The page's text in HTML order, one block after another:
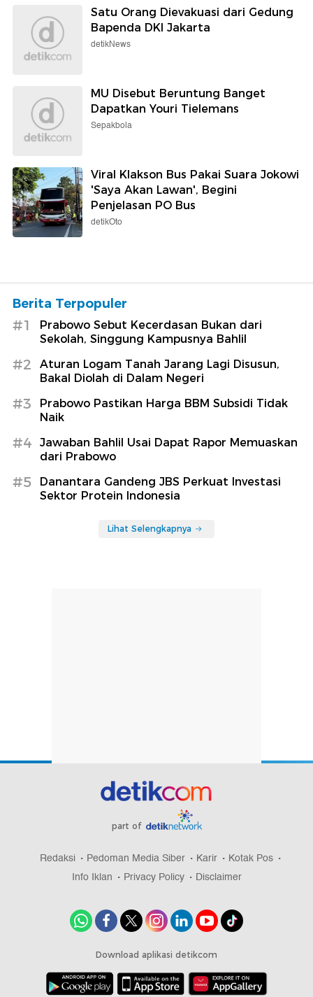
Satu Orang Dievakuasi dari Gedung
Bapenda DKI Jakarta
detikNews
MU Disebut Beruntung Banget
Dapatkan Youri Tielemans
Sepakbola
Viral Klakson Bus Pakai Suara Jokowi
'Saya Akan Lawan', Begini
Penjelasan PO Bus
detikOto
Berita Terpopuler
#1
Prabowo Sebut Kecerdasan Bukan dari
Sekolah, Singgung Kampusnya Bahlil
#2
Aturan Logam Tanah Jarang Lagi Disusun,
Bakal Diolah di Dalam Negeri
#3
Prabowo Pastikan Harga BBM Subsidi Tidak
Naik
#4
Jawaban Bahlil Usai Dapat Rapor Memuaskan
dari Prabowo
#5
Danantara Gandeng JBS Perkuat Investasi
Sektor Protein Indonesia
Lihat Selengkapnya
part of
Redaksi Pedoman Media Siber Karir
Kotak Pos
Info Iklan
Privacy Policy Disclaimer
Download aplikasi detikcom